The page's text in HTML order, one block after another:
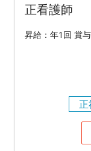
正看護師
昇給：年1回 賞
正